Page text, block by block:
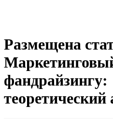
Размещена
фандрайзингу:
теоретический